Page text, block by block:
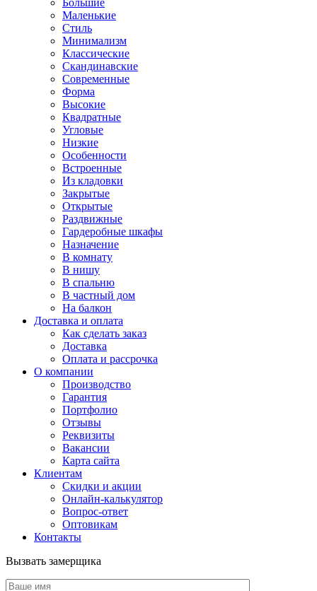
Большие
Маленькие
Стиль
Минимализм
Классические
Скандинавские
Современные
Форма
Высокие
Квадратные
Угловые
Низкие
Особенности
Встроенные
Из кладовки
Закрытые
Открытые
Раздвижные
Гардеробные шкафы
Назначение
В комнату
В нишу
В спальню
В частный дом
На балкон
Доставка и оплата
Как сделать заказ
Доставка
Оплата и рассрочка
О компании
Производство
Гарантия
Портфолио
Отзывы
Реквизиты
Вакансии
Карта сайта
Клиентам
Скидки и акции
Онлайн-калькулятор
Вопрос-ответ
Оптовикам
Контакты
Вызвать замерщика